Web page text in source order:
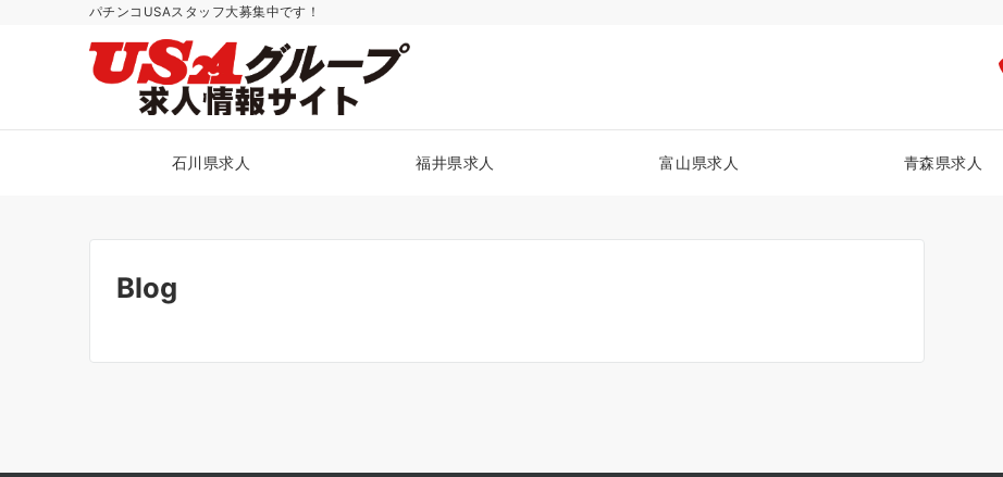
パチンコUSAスタッフ大募集中です！
石川県求人 福井県求人 富山県求人 青森県求人
Blog